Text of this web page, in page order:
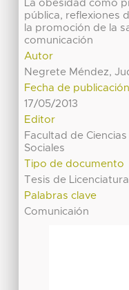
La obesidad como
pública, reflexiones
la promoción de la
comunicación
Autor
Negrete Méndez,
Fecha de publicación
17/05/2013
Editor
Facultad de
Sociales
Tipo de documento
Tesis de Licenciatura
Palabras clave
Comunicaión